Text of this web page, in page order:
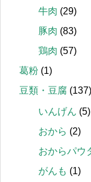
牛肉 (29)
豚肉 (83)
鶏肉 (57)
葛粉 (1)
豆類・豆腐 (137)
いんげん (5)
おから (2)
おからパウ
がんも (1)